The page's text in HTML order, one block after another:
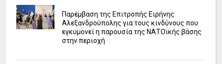
Παρέμβαση της Επιτροπής Ειρήνης
Αλεξανδρούπολης για τους κινδύνους που
εγκυμονεί η παρουσία της ΝΑΤΟϊκής βάσης
στην περιοχή